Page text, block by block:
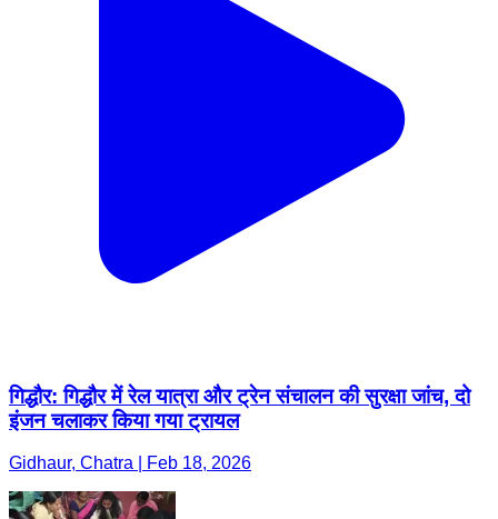
गिद्धौर: गिद्धौर में रेल यात्रा और ट्रेन संचालन की सुरक्षा जांच, दो
इंजन चलाकर किया गया ट्रायल
Gidhaur, Chatra | Feb 18, 2026